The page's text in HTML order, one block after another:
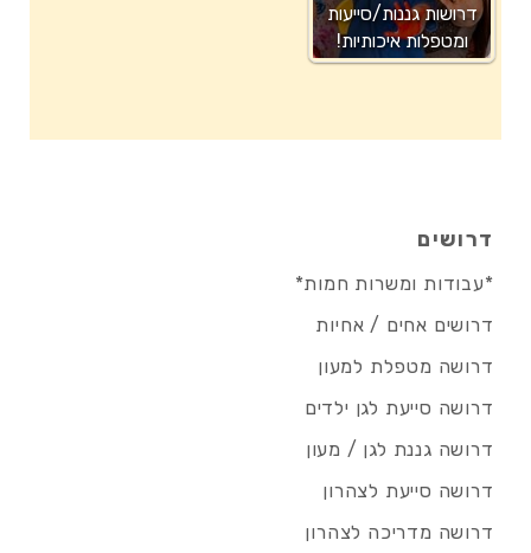
דרושות גננות/סייעות
ומטפלות איכותיות!
דרושים
*עבודות ומשרות חמות*
דרושים אחים / אחיות
דרושה מטפלת למעון
דרושה סייעת לגן ילדים
דרושה גננת לגן / מעון
דרושה סייעת לצהרון
דרושה מדריכה לצהרון